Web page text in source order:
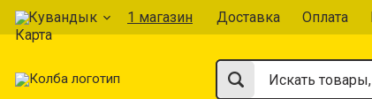
Кувандык 1 магазин Доставка Оплата